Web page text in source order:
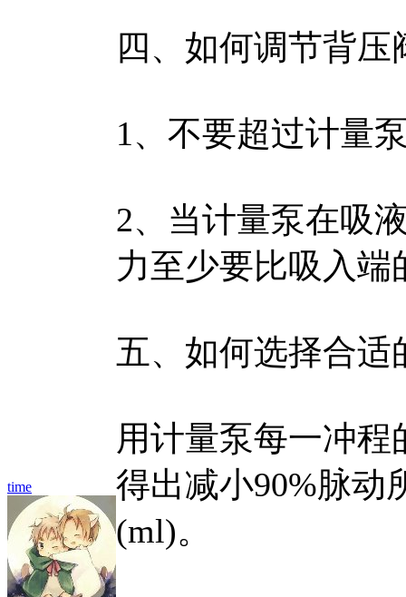
time
四、如何调节背压
1、不要超过计量
2、当计量泵在吸
力至少要比吸入端
五、如何选择合适
用计量泵每一冲
得出减小90%脉动
(ml)。